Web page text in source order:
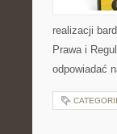
realizacji
Prawa i
odpowiadać